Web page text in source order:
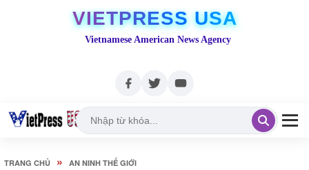
VIETPRESS USA
Vietnamese American News Agency
TRANG CHỦ » AN NINH THẾ GIỚI